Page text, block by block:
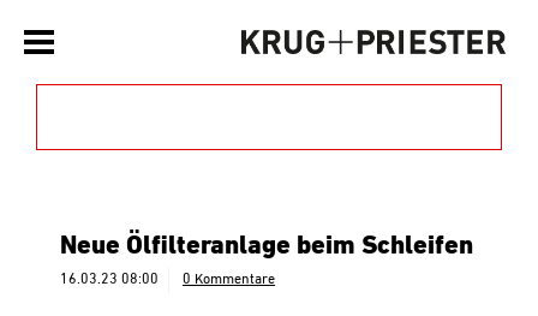
Neue Ölfilteranlage beim Schleifen
16.03.23 08:00 0 Kommentare